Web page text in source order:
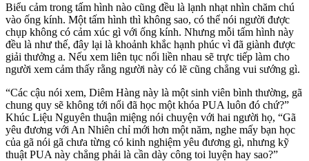
Biểu cảm trong tấm hình nào cũng đều là lạnh nhạt nhìn chăm chú
vào ống kính. Một tấm hình thì không sao, có thể nói người được
chụp không có cảm xúc gì với ống kính. Nhưng mỗi tấm hình này
đều là như thế, đây lại là khoảnh khắc hạnh phúc vì đã giành được
giải thưởng a. Nếu xem liên tục nối liền nhau sẽ trực tiếp làm cho
người xem cảm thấy rằng người này có lẽ cũng chẳng vui sướng gì.
“Các cậu nói xem, Diêm Hàng này là một sinh viên bình thường, gã
chung quy sẽ không tới nổi đã học một khóa PUA luôn đó chứ?”
Khúc Liệu Nguyên thuận miệng nói chuyện với hai người họ, “Gã
yêu đương với An Nhiên chỉ mới hơn một năm, nghe mấy bạn học
của gã nói gã chưa từng có kinh nghiệm yêu đương gì, nhưng kỹ
thuật PUA này chẳng phải là cần dày công toi luyện hay sao?”